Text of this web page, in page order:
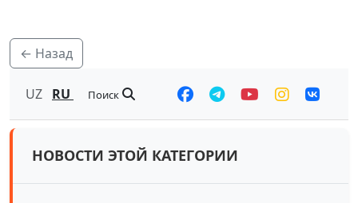
← Назад
UZ RU Поиск
НОВОСТИ ЭТОЙ КАТЕГОРИИ